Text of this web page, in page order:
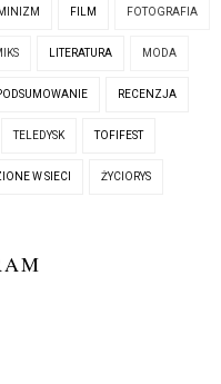
FILM FOTOGRAFIA
LITERATURA MODA
RECENZJA
TELEDYSK TOFIFEST
W SIECI ŻYCIORYS